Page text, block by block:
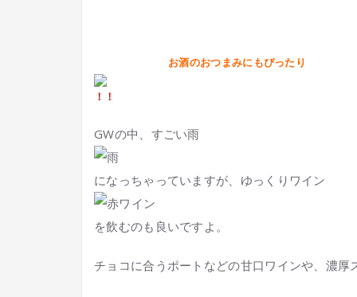
お酒のおつまみにもぴったり
GWの中、すごい雨
になっちゃっていますが、ゆっくりワイン
を飲むのも良いですよ。
チョコに合うポートなどの甘口ワインや、濃厚